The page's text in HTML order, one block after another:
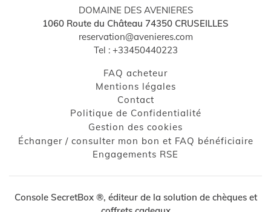
DOMAINE DES AVENIERES
1060 Route du Château 74350 CRUSEILLES
reservation@avenieres.com
Tel : +33450440223
FAQ acheteur
Mentions légales
contact
Politique de Confidentialité
Gestion des cookies
Échanger / consulter mon bon et FAQ bénéficiaire
Engagements RSE
Console SecretBox ®, éditeur de la solution de chèques et